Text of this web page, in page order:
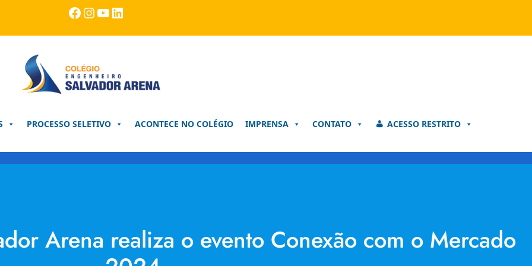
Facebook
Instagram
Youtube
LinkedIn
PROCESSO SELETIVO ACONTECE NO COLÉGIO IMPRENSA CONTATO ACESSO RESTRITO
Arena realiza o evento Conexão com o Mercado